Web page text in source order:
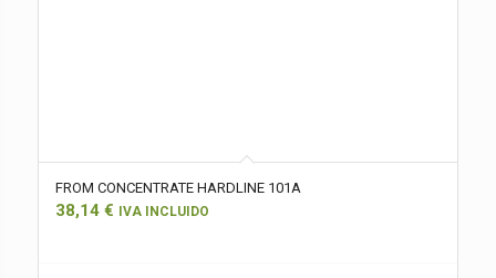
FROM CONCENTRATE HARDLINE 101A
38,14 € IVA INCLUIDO